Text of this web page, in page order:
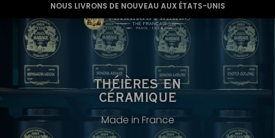
NOUS LIVRONS DE NOUVEAU AUX ÉTATS-UNIS
THÉIÈRES EN
CÉRAMIQUE
Made in France